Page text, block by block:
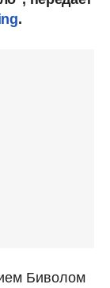
.
Биволом